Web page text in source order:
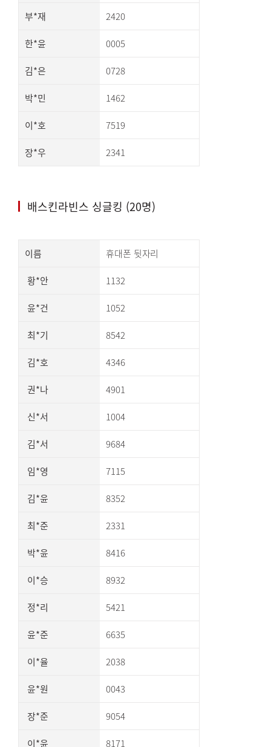
부*재 2420
한*윤 0005
김*은 0728
박*민 1462
이*호 7519
장*우 2341
배스킨라빈스 싱글킹 (20명)
이름 휴대폰 뒷자리
황*안 1132
윤*건 1052
최*기 8542
김*호 4346
권*나 4901
신*서 1004
김*서 9684
임*영 7115
김*윤 8352
최*준 2331
박*윤 8416
이*승 8932
정*리 5421
윤*준 6635
이*율 2038
윤*원 0043
장*준 9054
이*윤 8171